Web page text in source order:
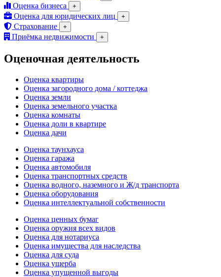
Оценка бизнеса +
Оценка для юридических лиц +
Страхование +
Приёмка недвижимости +
Оценочная деятельность
Оценка квартиры
Оценка загородного дома / коттеджа
Оценка земли
Оценка земельного участка
Оценка комнаты
Оценка доли в квартире
Оценка дачи
Оценка таунхауса
Оценка гаража
Оценка автомобиля
Оценка транспортных средств
Оценка водного, наземного и Ж/д транспорта
Оценка оборудования
Оценка интеллектуальной собственности
Оценка ценных бумаг
Оценка оружия всех видов
Оценка для нотариуса
Оценка имущества для наследства
Оценка для суда
Оценка ущерба
Оценка упущенной выгоды